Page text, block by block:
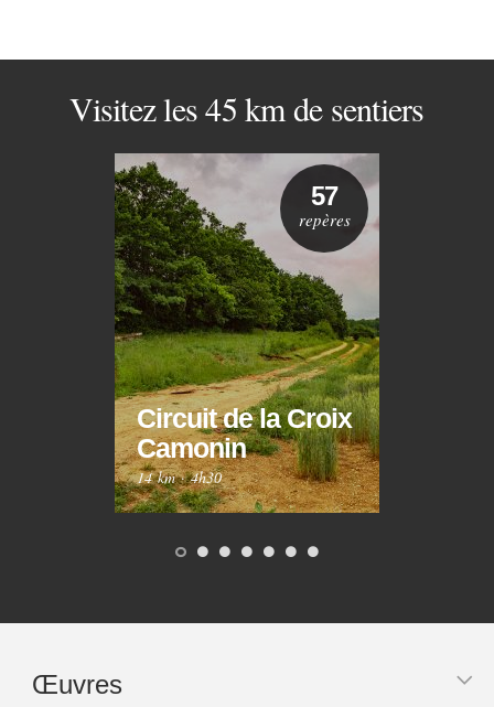
Visitez les 45 km de sentiers
Circuit de la Croix
Camonin
14 km·4h30
57
repères
Œuvres